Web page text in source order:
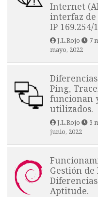
Internet
interfaz
IP 169.254/
J.L.Rojo 7
mayo, 2022
Ping,
funcionan
utilizados.
J.L.Rojo 3
junio, 2022
Gestión
Aptitude.